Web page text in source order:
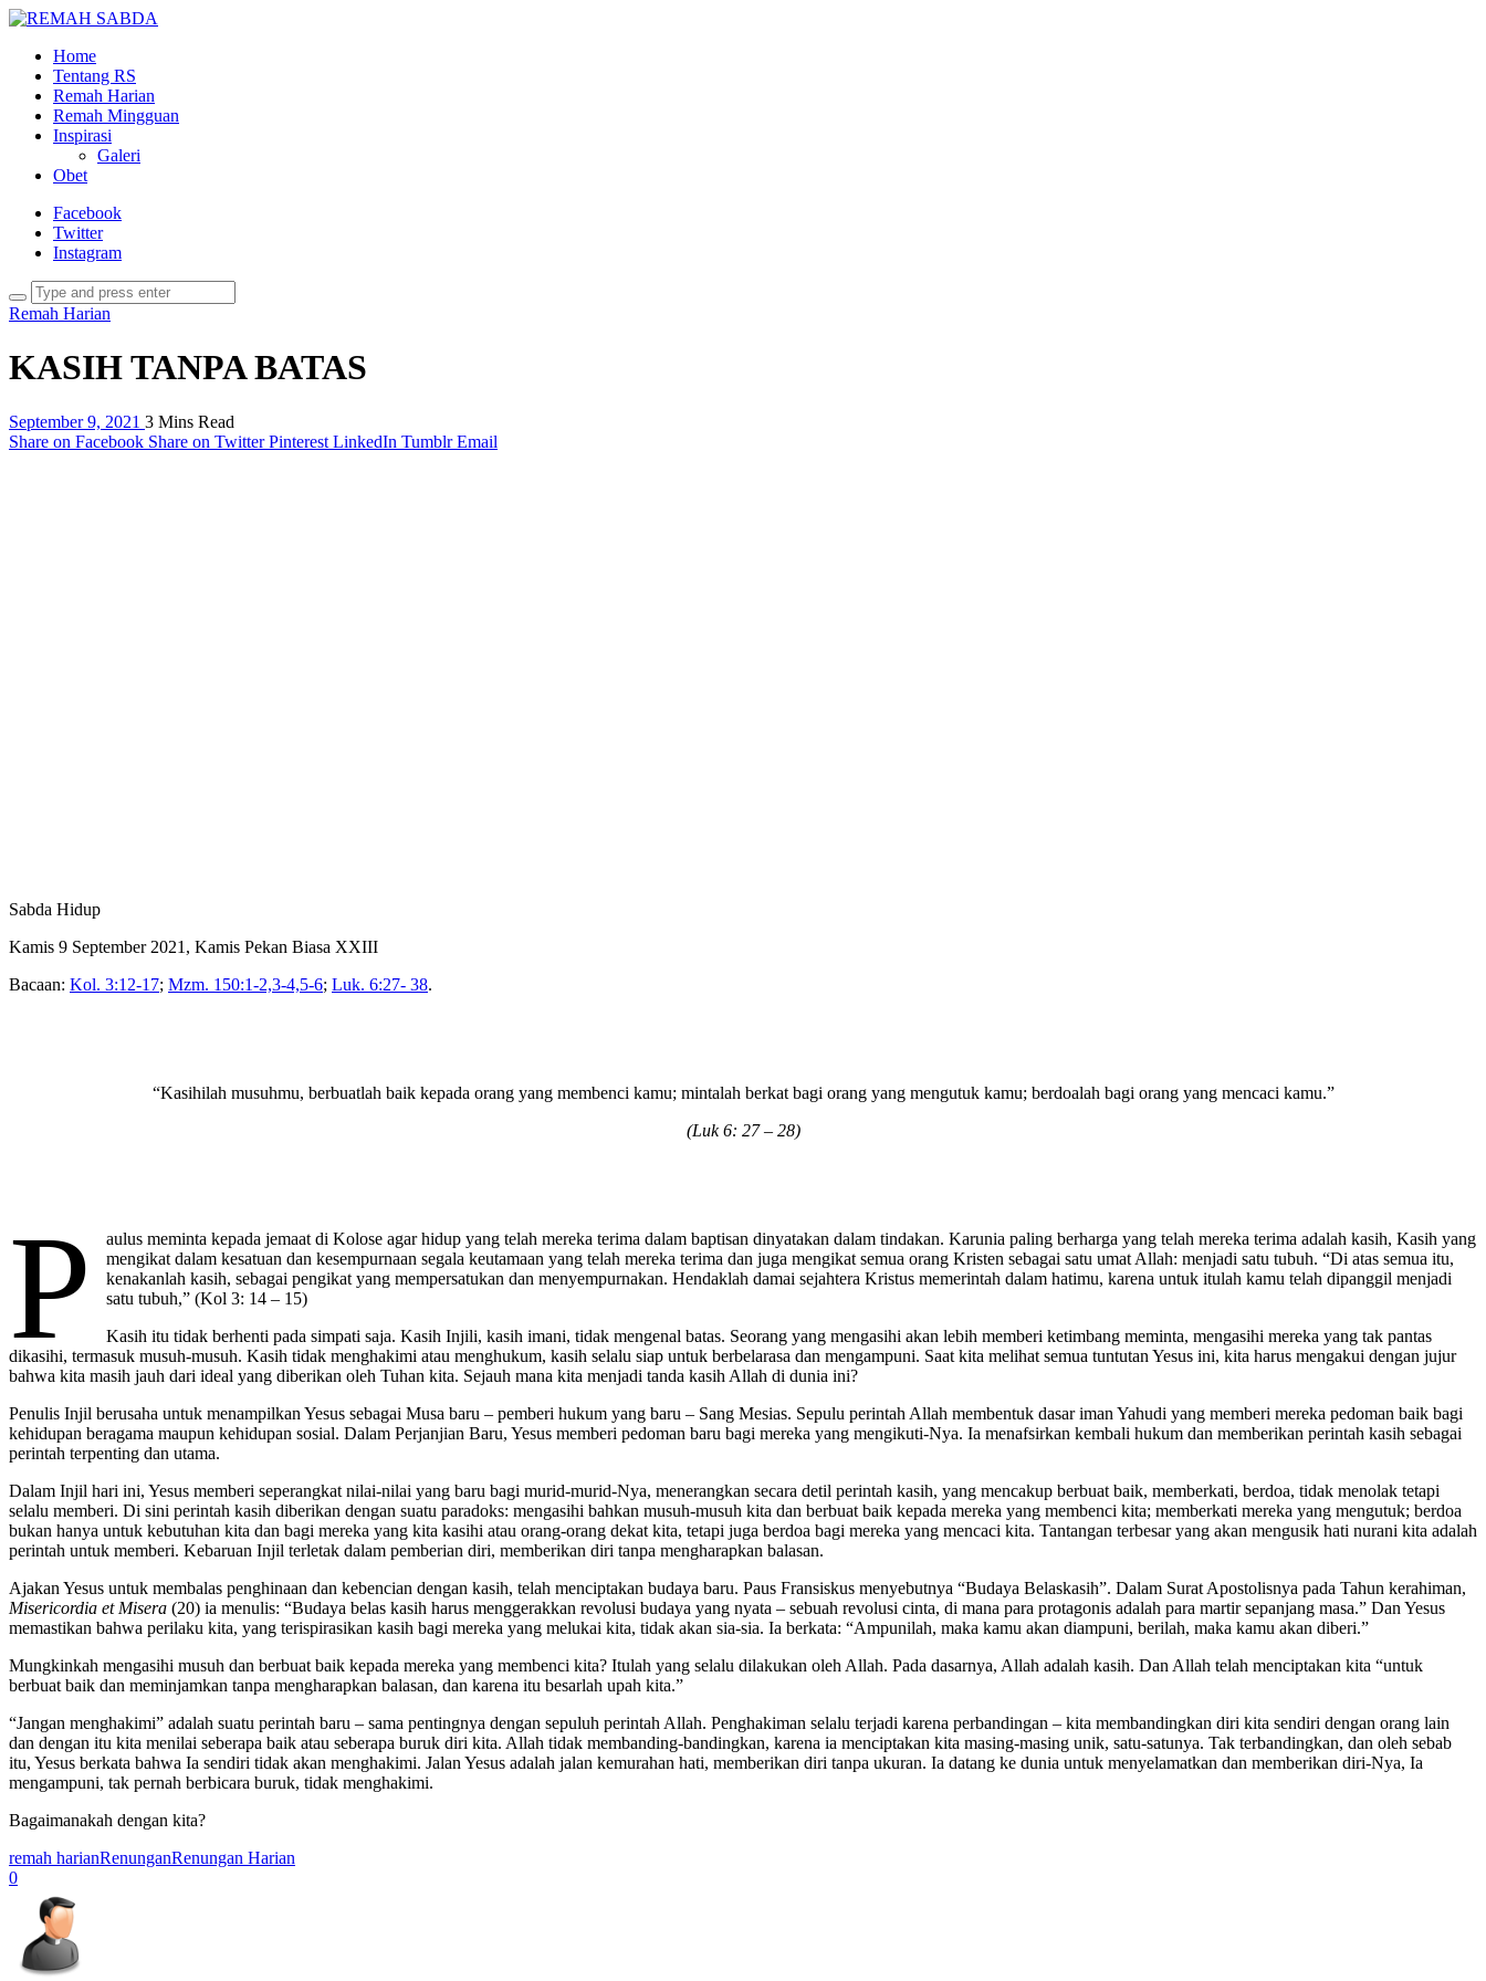
Home
Tentang RS
Remah Harian
Remah Mingguan
Inspirasi
Galeri
Obet
Facebook
Twitter
Instagram
Remah Harian
KASIH TANPA BATAS
September 9, 2021 3 Mins Read
Share on Facebook Share on Twitter Pinterest LinkedIn Tumblr Email
Sabda Hidup
Kamis 9 September 2021, Kamis Pekan Biasa XXIII
Bacaan: Kol. 3:12-17; Mzm. 150:1-2,3-4,5-6; Luk. 6:27- 38.
“Kasihilah musuhmu, berbuatlah baik kepada orang yang membenci kamu; mintalah berkat bagi orang yang mengutuk kamu; berdoalah bagi orang yang mencaci kamu.”
(Luk 6: 27 – 28)
P
aulus meminta kepada jemaat di Kolose agar hidup yang telah mereka terima dalam baptisan dinyatakan dalam tindakan. Karunia paling berharga yang telah mereka terima adalah kasih, Kasih yang
mengikat dalam kesatuan dan kesempurnaan segala keutamaan yang telah mereka terima dan juga mengikat semua orang Kristen sebagai satu umat Allah: menjadi satu tubuh. “Di atas semua itu,
kenakanlah kasih, sebagai pengikat yang mempersatukan dan menyempurnakan. Hendaklah damai sejahtera Kristus memerintah dalam hatimu, karena untuk itulah kamu telah dipanggil menjadi
satu tubuh,” (Kol 3: 14 – 15)
Kasih itu tidak berhenti pada simpati saja. Kasih Injili, kasih imani, tidak mengenal batas. Seorang yang mengasihi akan lebih memberi ketimbang meminta, mengasihi mereka yang tak pantas
dikasihi, termasuk musuh-musuh. Kasih tidak menghakimi atau menghukum, kasih selalu siap untuk berbelarasa dan mengampuni. Saat kita melihat semua tuntutan Yesus ini, kita harus mengakui dengan jujur
bahwa kita masih jauh dari ideal yang diberikan oleh Tuhan kita. Sejauh mana kita menjadi tanda kasih Allah di dunia ini?
Penulis Injil berusaha untuk menampilkan Yesus sebagai Musa baru – pemberi hukum yang baru – Sang Mesias. Sepulu perintah Allah membentuk dasar iman Yahudi yang memberi mereka pedoman baik bagi
kehidupan beragama maupun kehidupan sosial. Dalam Perjanjian Baru, Yesus memberi pedoman baru bagi mereka yang mengikuti-Nya. Ia menafsirkan kembali hukum dan memberikan perintah kasih sebagai
perintah terpenting dan utama.
Dalam Injil hari ini, Yesus memberi seperangkat nilai-nilai yang baru bagi murid-murid-Nya, menerangkan secara detil perintah kasih, yang mencakup berbuat baik, memberkati, berdoa, tidak menolak tetapi
selalu memberi. Di sini perintah kasih diberikan dengan suatu paradoks: mengasihi bahkan musuh-musuh kita dan berbuat baik kepada mereka yang membenci kita; memberkati mereka yang mengutuk; berdoa
bukan hanya untuk kebutuhan kita dan bagi mereka yang kita kasihi atau orang-orang dekat kita, tetapi juga berdoa bagi mereka yang mencaci kita. Tantangan terbesar yang akan mengusik hati nurani kita adalah
perintah untuk memberi. Kebaruan Injil terletak dalam pemberian diri, memberikan diri tanpa mengharapkan balasan.
Ajakan Yesus untuk membalas penghinaan dan kebencian dengan kasih, telah menciptakan budaya baru. Paus Fransiskus menyebutnya “Budaya Belaskasih”. Dalam Surat Apostolisnya pada Tahun kerahiman,
Misericordia et Misera (20) ia menulis: “Budaya belas kasih harus menggerakkan revolusi budaya yang nyata – sebuah revolusi cinta, di mana para protagonis adalah para martir sepanjang masa.” Dan Yesus
memastikan bahwa perilaku kita, yang terispirasikan kasih bagi mereka yang melukai kita, tidak akan sia-sia. Ia berkata: “Ampunilah, maka kamu akan diampuni, berilah, maka kamu akan diberi.”
Mungkinkah mengasihi musuh dan berbuat baik kepada mereka yang membenci kita? Itulah yang selalu dilakukan oleh Allah. Pada dasarnya, Allah adalah kasih. Dan Allah telah menciptakan kita “untuk
berbuat baik dan meminjamkan tanpa mengharapkan balasan, dan karena itu besarlah upah kita.”
“Jangan menghakimi” adalah suatu perintah baru – sama pentingnya dengan sepuluh perintah Allah. Penghakiman selalu terjadi karena perbandingan – kita membandingkan diri kita sendiri dengan orang lain
dan dengan itu kita menilai seberapa baik atau seberapa buruk diri kita. Allah tidak membanding-bandingkan, karena ia menciptakan kita masing-masing unik, satu-satunya. Tak terbandingkan, dan oleh sebab
itu, Yesus berkata bahwa Ia sendiri tidak akan menghakimi. Jalan Yesus adalah jalan kemurahan hati, memberikan diri tanpa ukuran. Ia datang ke dunia untuk menyelamatkan dan memberikan diri-Nya, Ia
mengampuni, tak pernah berbicara buruk, tidak menghakimi.
Bagaimanakah dengan kita?
remah harianRenunganRenungan Harian
0